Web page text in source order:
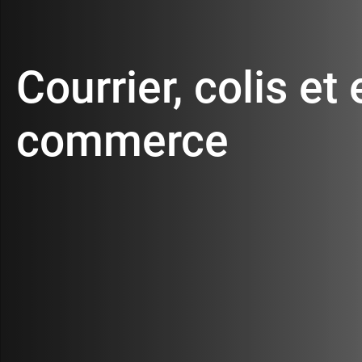
Courrier, colis et
commerce
Contacts